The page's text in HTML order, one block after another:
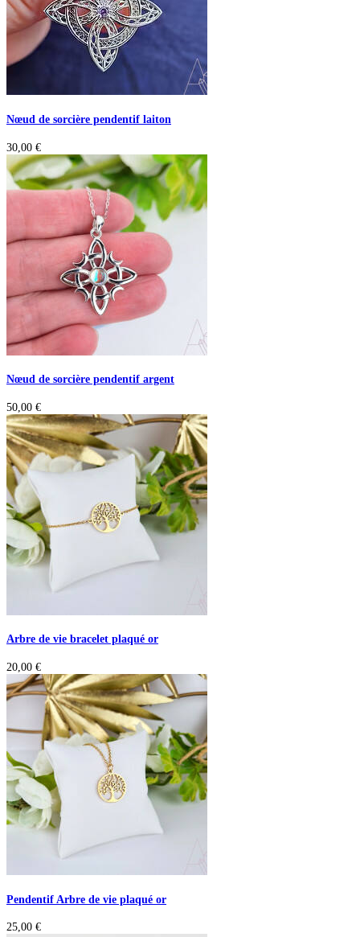
Nœud de sorcière pendentif laiton
30,00 €
Nœud de sorcière pendentif argent
50,00 €
Arbre de vie bracelet plaqué or
20,00 €
Pendentif Arbre de vie plaqué or
25,00 €